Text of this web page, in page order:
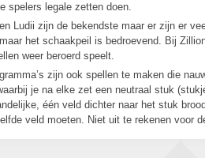
spelers legale zetten doen.
Ludii zijn de bekendste maar er zijn er
het schaakpeil is bedroevend. Bij
weer beroerd speelt.
zijn ook spellen te maken die
je na elke zet een neutraal stuk
één veld dichter naar het stuk
veld moeten. Niet uit te rekenen voor